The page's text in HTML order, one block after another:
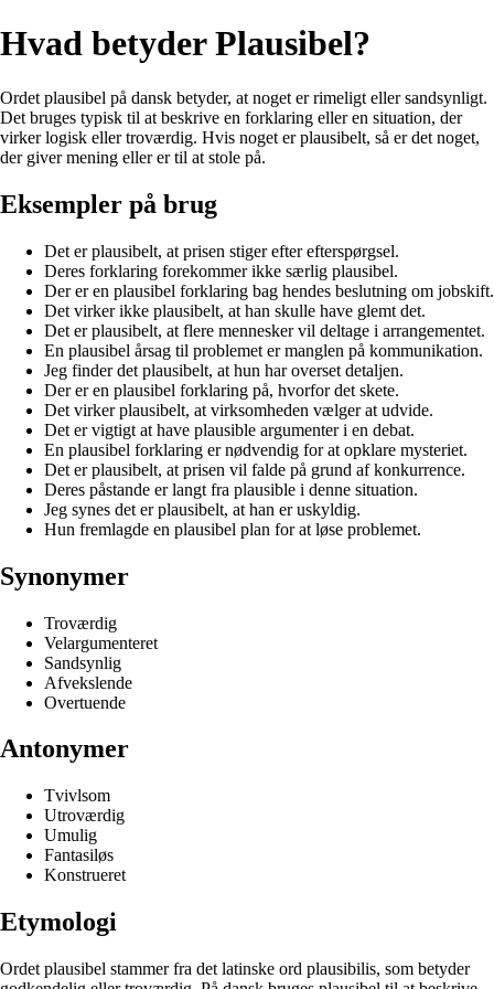
Hvad betyder Plausibel?
Ordet plausibel på dansk betyder, at noget er rimeligt eller sandsynligt.
Det bruges typisk til at beskrive en forklaring eller en situation, der
virker logisk eller troværdig. Hvis noget er plausibelt, så er det noget,
der giver mening eller er til at stole på.
Eksempler på brug
Det er plausibelt, at prisen stiger efter efterspørgsel.
Deres forklaring forekommer ikke særlig plausibel.
Der er en plausibel forklaring bag hendes beslutning om jobskift.
Det virker ikke plausibelt, at han skulle have glemt det.
Det er plausibelt, at flere mennesker vil deltage i arrangementet.
En plausibel årsag til problemet er manglen på kommunikation.
Jeg finder det plausibelt, at hun har overset detaljen.
Der er en plausibel forklaring på, hvorfor det skete.
Det virker plausibelt, at virksomheden vælger at udvide.
Det er vigtigt at have plausible argumenter i en debat.
En plausibel forklaring er nødvendig for at opklare mysteriet.
Det er plausibelt, at prisen vil falde på grund af konkurrence.
Deres påstande er langt fra plausible i denne situation.
Jeg synes det er plausibelt, at han er uskyldig.
Hun fremlagde en plausibel plan for at løse problemet.
Synonymer
Troværdig
Velargumenteret
Sandsynlig
Afvekslende
Overtuende
Antonymer
Tvivlsom
Utroværdig
Umulig
Fantasiløs
Konstrueret
Etymologi
Ordet plausibel stammer fra det latinske ord plausibilis, som betyder